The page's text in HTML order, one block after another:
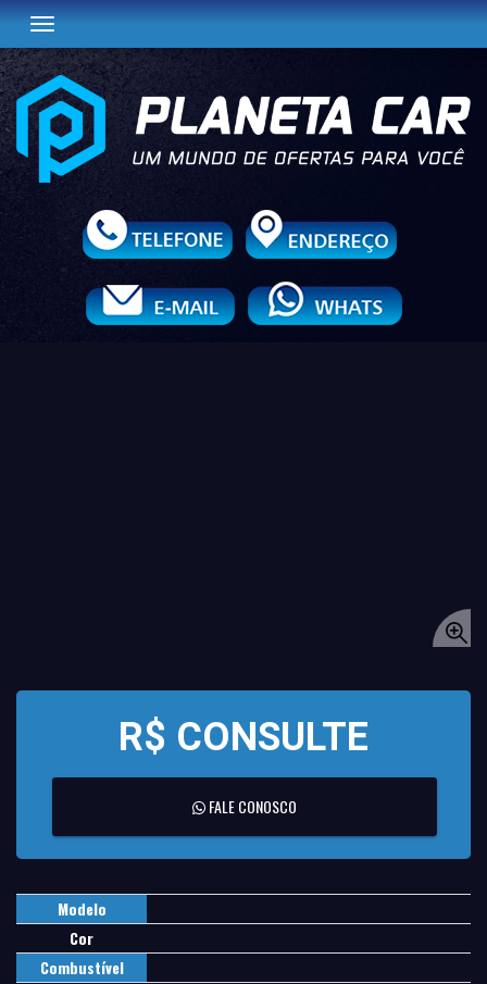
Toggle navigation
R$ CONSULTE
FALE CONOSCO
Modelo
Cor
Combustível